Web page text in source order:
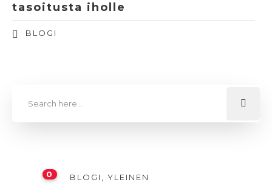
tasoitusta iholle
BLOGI
0 BLOGI YLEINEN